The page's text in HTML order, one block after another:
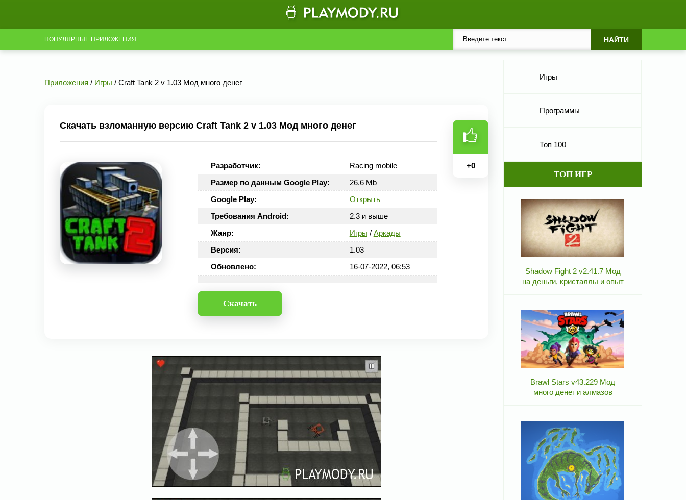
ПОПУЛЯРНЫЕ ПРИЛОЖЕНИЯ
Приложения / Игры / Craft Tank 2 v 1.03 Мод много денег
Скачать взломанную версию Craft Tank 2 v 1.03 Мод много денег
Разработчик:
Racing mobile
Размер по данным Google Play:
26.6 Mb
Google Play:
Открыть
Требования Android:
2.3 и выше
Жанр:
Игры / Аркады
Версия:
1.03
Обновлено:
16-07-2022, 06:53
Скачать
+0
Игры
Программы
Топ 100
ТОП ИГР
Shadow Fight 2 v2.41.7 Мод
на деньги, кристаллы и опыт
Brawl Stars v43.229 Мод
много денег и алмазов